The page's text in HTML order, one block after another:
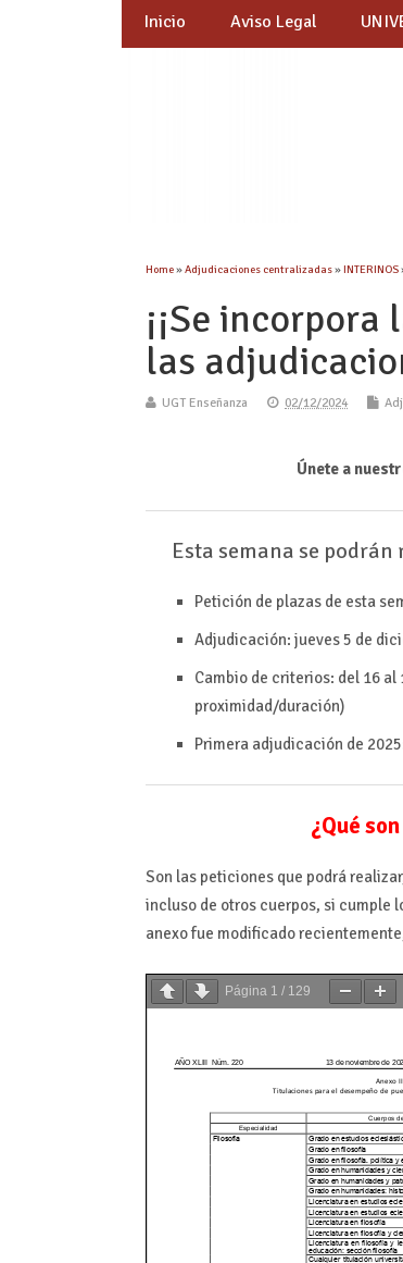
Inicio Aviso Legal
Home»Adjudicaciones centralizadas»INTERINOS
¡¡Se
las
UGT Enseñanza 02/12/2024
Únete a
Esta semana se
Petición de plazas de esta
Adjudicación: jueves 5 de
Cambio de criterios: del 16
proximidad/duración)
Primera adjudicación de
¿Qué
Son las peticiones que podrá
incluso de otros cuerpos, si cumple
anexo fue modificado
Página 1 / 129